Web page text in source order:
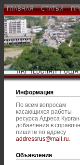
ГЛАВНАЯ СТАТЬИ
Информация
По всем вопросам
касающихся работы
ресурса Адреса
добавления в
пишите по адресу
addressrus@mail.ru.
Объявления